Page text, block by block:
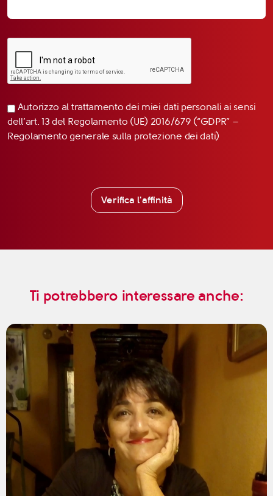
Autorizzo al trattamento dei miei dati personali ai sensi
dell’art. 13 del Regolamento (UE) 2016/679 (“GDPR” –
Regolamento generale sulla protezione dei dati)
Verifica l'affinità
Ti potrebbero interessare anche: